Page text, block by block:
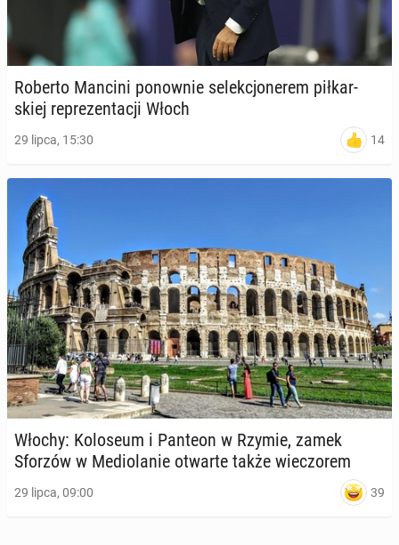
Roberto Mancini po­now­nie se­lek­cjo­ne­rem pił­kar­
skiej re­pre­zen­ta­cji Włoch
29 lipca, 15:30 14
Włochy: Ko­lo­seum i Panteon w Rzymie, zamek
Sforzów w Me­dio­la­nie otwarte także wie­czo­rem
29 lipca, 09:00 39